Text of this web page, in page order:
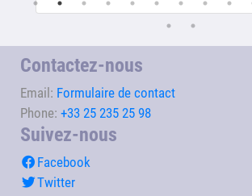
Contactez-nous
Email: Formulaire de contact
Phone: +33 25 235 25 98
Suivez-nous
Facebook
Twitter